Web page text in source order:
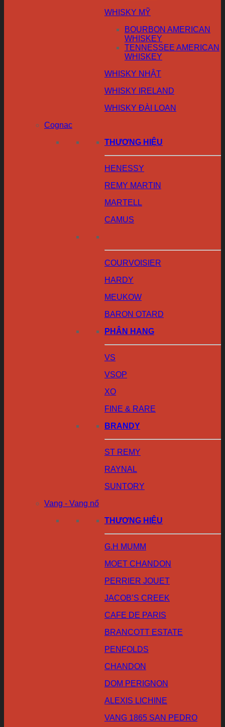
WHISKY MỸ
BOURBON AMERICAN
WHISKEY
TENNESSEE AMERICAN
WHISKEY
WHISKY NHẬT
WHISKY IRELAND
WHISKY ĐÀI LOAN
Cognac
THƯƠNG HIỆU
HENESSY
REMY MARTIN
MARTELL
CAMUS
COURVOISIER
HARDY
MEUKOW
BARON OTARD
PHÂN HẠNG
VS
VSOP
XO
FINE & RARE
BRANDY
ST REMY
RAYNAL
SUNTORY
Vang - Vang nổ
THƯƠNG HIỆU
G.H MUMM
MOET CHANDON
PERRIER JOUET
JACOB’S CREEK
CAFE DE PARIS
BRANCOTT ESTATE
PENFOLDS
CHANDON
DOM PERIGNON
ALEXIS LICHINE
VANG 1865 SAN PEDRO